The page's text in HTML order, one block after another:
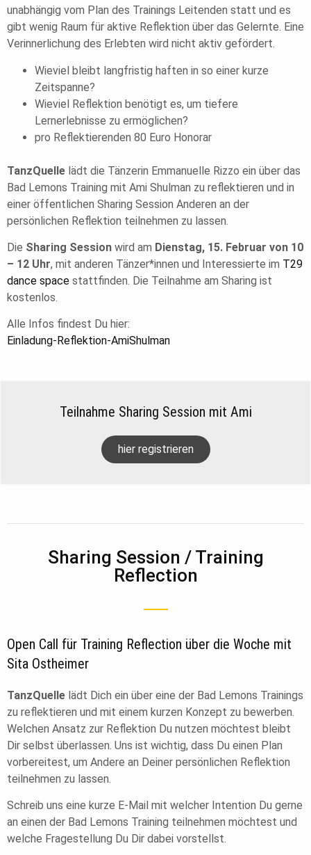
unabhängig vom Plan des Trainings Leitenden statt und es
gibt wenig Raum für aktive Reflektion über das Gelernte. Eine
Verinnerlichung des Erlebten wird nicht aktiv gefördert.
Wieviel bleibt langfristig haften in so einer kurze
Zeitspanne?
Wieviel Reflektion benötigt es, um tiefere
Lernerlebnisse zu ermöglichen?
pro Reflektierenden 80 Euro Honorar
TanzQuelle lädt die Tänzerin Emmanuelle Rizzo ein über das
Bad Lemons Training mit Ami Shulman zu reflektieren und in
einer öffentlichen Sharing Session Anderen an der
persönlichen Reflektion teilnehmen zu lassen.
Die Sharing Session wird am Dienstag, 15. Februar von 10
– 12 Uhr, mit anderen Tänzer*innen und Interessierte im T29
dance space stattfinden. Die Teilnahme am Sharing ist
kostenlos.
Alle Infos findest Du hier:
Einladung-Reflektion-AmiShulman
Teilnahme Sharing Session mit Ami
hier registrieren
Sharing Session / Training
Reflection
Open Call für Training Reflection über die Woche mit
Sita Ostheimer
TanzQuelle lädt Dich ein über eine der Bad Lemons Trainings
zu reflektieren und mit einem kurzen Konzept zu bewerben.
Welchen Ansatz zur Reflektion Du nutzen möchtest bleibt
Dir selbst überlassen. Uns ist wichtig, dass Du einen Plan
vorbereitest, um Andere an Deiner persönlichen Reflektion
teilnehmen zu lassen.
Schreib uns eine kurze E-Mail mit welcher Intention Du gerne
an einen der Bad Lemons Training teilnehmen möchtest und
welche Fragestellung Du Dir dabei vorstellst.